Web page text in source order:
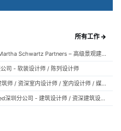
所有工作 →
（上海） 玛莎施瓦茨及合伙人事务所 Martha Schwartz Partners – 高级景观建筑师 Senior Landscape Designer / 景观建筑师 Landscape Designer
司 - 软装设计师 / 陈列设计师
（上海）dongqi Design 栋栖设计 - 建筑师 / 资深室内设计师 / 室内设计师 / 媒体及公共关系主管 / 设计实习生（常年招聘）
（深圳）英国Quality Innovation United深圳分公司 - 建筑设计师 / 资深建筑设计师 / 室内设计师 / 设计实习生